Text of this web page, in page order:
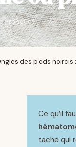
Franquet
des pieds noircis
Ce qu’il
tache qui